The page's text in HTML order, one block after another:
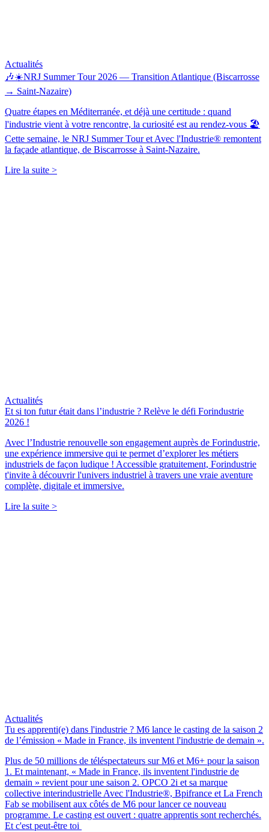
Actualités
🎶☀️NRJ Summer Tour 2026 — Transition Atlantique (Biscarrosse
→ Saint-Nazaire)
Quatre étapes en Méditerranée, et déjà une certitude : quand
l'industrie vient à votre rencontre, la curiosité est au rendez-vous 🏖️
Cette semaine, le NRJ Summer Tour et Avec l'Industrie® remontent
la façade atlantique, de Biscarrosse à Saint-Nazaire.
Lire la suite >
Actualités
Et si ton futur était dans l’industrie ? Relève le défi Forindustrie
2026 !
Avec l’Industrie renouvelle son engagement auprès de Forindustrie,
une expérience immersive qui te permet d’explorer les métiers
industriels de façon ludique ! Accessible gratuitement, Forindustrie
t'invite à découvrir l'univers industriel à travers une vraie aventure
complète, digitale et immersive.
Lire la suite >
Actualités
Tu es apprenti(e) dans l'industrie ? M6 lance le casting de la saison 2
de l’émission « Made in France, ils inventent l'industrie de demain ».
Plus de 50 millions de téléspectateurs sur M6 et M6+ pour la saison
1. Et maintenant, « Made in France, ils inventent l'industrie de
demain » revient pour une saison 2. OPCO 2i et sa marque
collective interindustrielle Avec l'Industrie®, Bpifrance et La French
Fab se mobilisent aux côtés de M6 pour lancer ce nouveau
programme. Le casting est ouvert : quatre apprentis sont recherchés.
Et c'est peut-être toi